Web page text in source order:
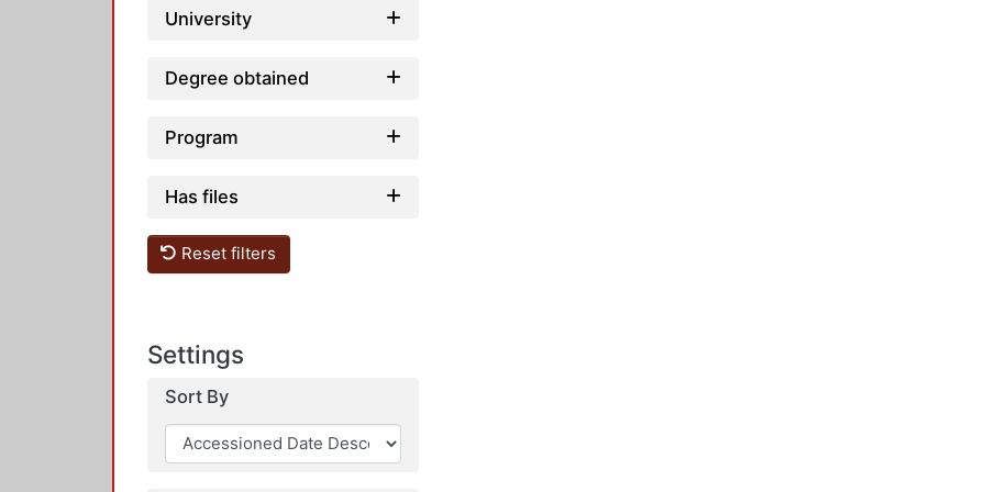
University
Degree obtained
Program
Has files
Reset filters
Settings
Sort By